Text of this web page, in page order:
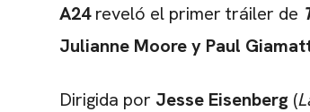
A24reveló el primer tráiler de
Julianne Moore y Paul
Dirigida por Jesse Eisenberg (